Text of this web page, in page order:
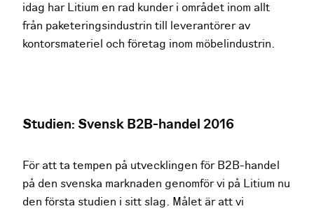
idag har Litium en rad kunder i området inom allt
från paketeringsindustrin till leverantörer av
kontorsmateriel och företag inom möbelindustrin.
Studien: Svensk B2B-handel 2016
För att ta tempen på utvecklingen för B2B-handel
på den svenska marknaden genomför vi på Litium nu
den första studien i sitt slag. Målet är att vi